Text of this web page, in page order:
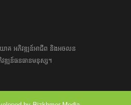
យោគ​ ​អភិវឌ្ឍន៍​អាជីព​ និង​អចលន
ឌ្ឍន៍​ធនធាន​មនុស្ស។